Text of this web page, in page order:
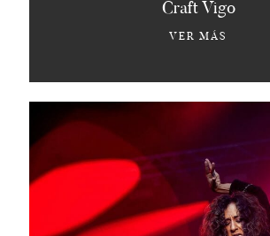
Craft Vigo
VER MÁS